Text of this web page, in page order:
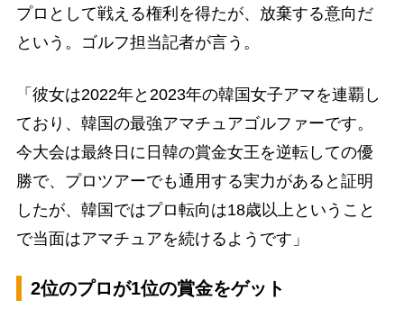
プロとして戦える権利を得たが、放棄する意向だ
という。ゴルフ担当記者が言う。
「彼女は2022年と2023年の韓国女子アマを連覇し
ており、韓国の最強アマチュアゴルファーです。
今大会は最終日に日韓の賞金女王を逆転しての優
勝で、プロツアーでも通用する実力があると証明
したが、韓国ではプロ転向は18歳以上ということ
で当面はアマチュアを続けるようです」
2位のプロが1位の賞金をゲット